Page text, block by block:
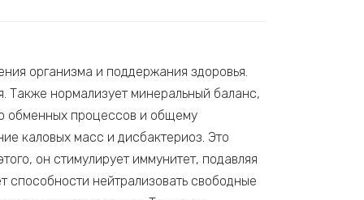
организма и поддержания здоровья.
Также нормализует минеральный баланс,
обменных процессов и общему
каловых масс и дисбактериоз. Это
он стимулирует иммунитет, подавляя
способности нейтрализовать свободные